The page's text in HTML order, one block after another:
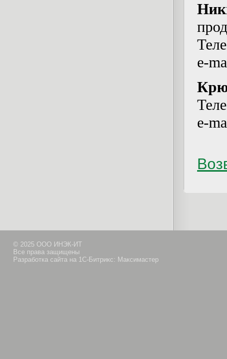
e-
e-
© 2025 ООО ИНЭК-ИТ
Все права защищены
Разработка сайта на 1С-Битрикс: Максимастер